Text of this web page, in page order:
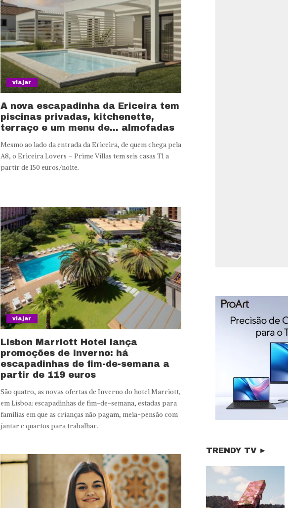
viajar
A nova escapadinha da Ericeira tem
piscinas privadas, kitchenette,
terraço e um menu de… almofadas
Mesmo ao lado da entrada da Ericeira, de quem chega pela
A8, o Ericeira Lovers – Prime Villas tem seis casas T1 a
partir de 150 euros/noite.
viajar
Lisbon Marriott Hotel lança
promoções de Inverno: há
escapadinhas de fim-de-semana a
partir de 119 euros
São quatro, as novas ofertas de Inverno do hotel Marriott,
em Lisboa: escapadinhas de fim-de-semana, estadas para
famílias em que as crianças não pagam, meia-pensão com
jantar e quartos para trabalhar.
TRENDY TV ►